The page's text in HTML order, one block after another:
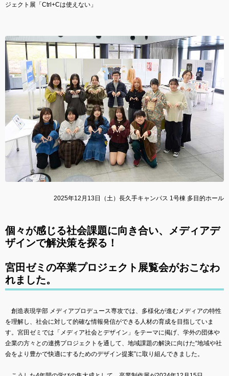
ジェクト展「Ctrl+Cは使えない」
2025年12月13日（土）長久手キャンパス 1号棟 多目的ホール
個々が感じる社会課題に向き合い、メディアデ
ザインで解決策を探る！
宮田ゼミの卒業プロジェクト展覧会がおこなわ
れました。
創造表現学部 メディアプロデュース専攻では、多様化が進むメディアの特性
を理解し、社会に対して的確な情報発信ができる人材の育成を目指していま
す。宮田ゼミでは「メディア社会とデザイン」をテーマに掲げ、学外の団体や
企業の方々との連携プロジェクトを通して、地域課題の解決に向けた“地域や社
会をより豊かで快適にするためのデザイン提案”に取り組んできました。